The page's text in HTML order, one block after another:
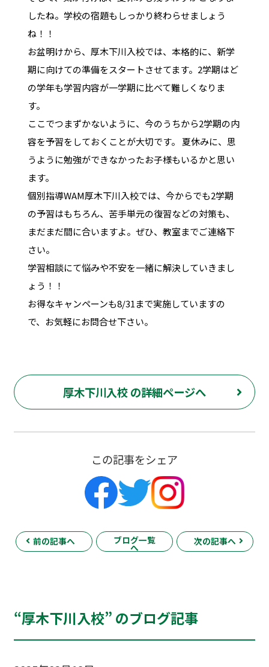
したね。学校の宿題もしっかり終わらせましょう
ね！！
お盆明けから、厚木下川入校では、本格的に、新学
期に向けての準備をスタートさせてます。2学期はど
の学年も学習内容が一学期に比べて難しくなりま
す。
ここでつまずかないように、今のうちから2学期の内
容を予習をしておくことが大切です。 夏休みに、思
うように勉強ができなかったお子様もいるかと思い
ます。
個別指導WAM厚木下川入校では、今からでも2学期
の予習はもちろん、苦手単元の復習などの対策も、
まだまだ間に合いますよ。ぜひ、教室までご連絡下
さい。
学習相談にて悩みや不安を一緒に解決していきまし
ょう！！
お得なキャンペーンも8/31まで実施していますの
で、お気軽にお問合せ下さい。
厚木下川入校 の詳細ページへ
この記事をシェア
前の記事へ ブログ一覧
へ
次の記事へ
“厚木下川入校” のブログ記事